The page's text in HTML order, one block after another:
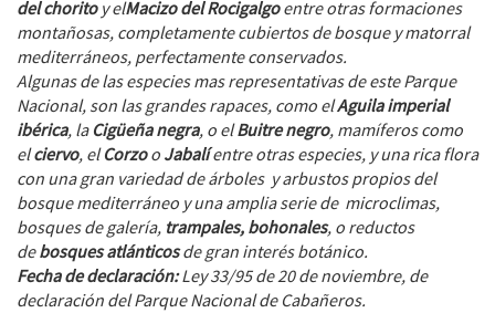
del choritoy elMacizo del Rocigalgoentre otras formaciones
montañosas, completamente cubiertos de bosque y matorral
mediterráneos, perfectamente conservados.
Algunas de las especies mas representativas de este Parque
Nacional, son las grandes rapaces, como elAguila imperial
ibérica, la Cigüeña negra, o elBuitre negro, mamíferos como
elciervo, elCorzoo Jabalíentre otras especies, y una rica flora
con una gran variedad de árboles y arbustos propios del
bosque mediterráneo y una amplia serie de microclimas,
bosques de galería, trampales, bohonales, o reductos
debosques atlánticosde gran interés botánico.
Fecha de declaración: Ley 33/95 de 20 de noviembre, de
declaración del Parque Nacional de Cabañeros.